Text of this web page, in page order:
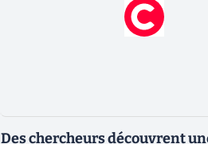
Des chercheurs découvrent